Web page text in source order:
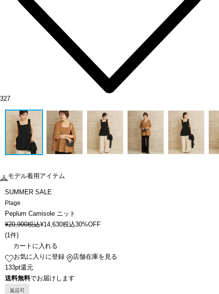
327
モデル着用アイテム
SUMMER SALE
Plage
Peplum Camisole ニット
¥20,900税込¥14,630税込30%OFF
(1件)
カートに入れる
お気に入りに登録
店舗在庫を見る
133pt還元
送料無料でお届けします
返品可